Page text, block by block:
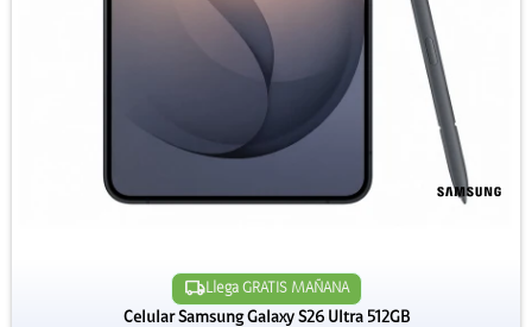
Llega GRATIS MAÑANA
Celular Samsung Galaxy S26 Ultra 512GB